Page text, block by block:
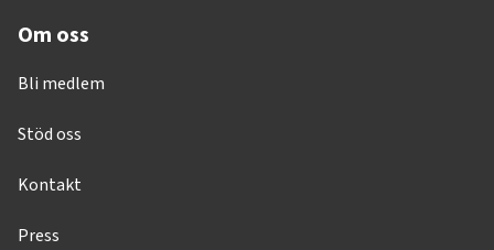
Om oss
Bli medlem
Stöd oss
Kontakt
Press